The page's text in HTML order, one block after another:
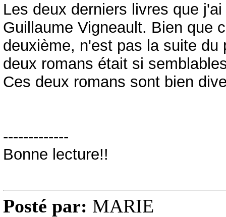
Les deux derniers livres que
Guillaume Vigneault. Bien que
deuxième, n'est pas la suite
deux romans était si
Ces deux romans sont bien
-------------
Bonne lecture!!
Posté par: MARIE